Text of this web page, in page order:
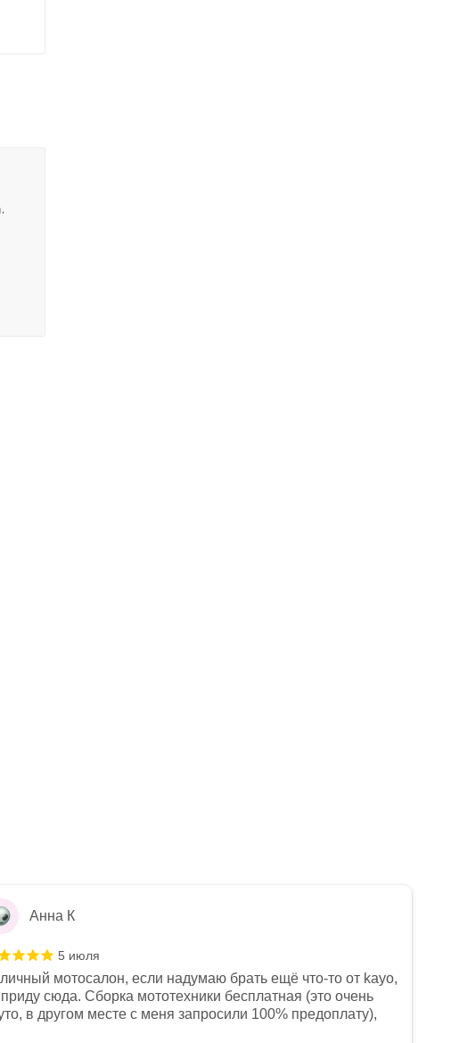
Анна К
5 июля
мотосалон, если надумаю брать ещё что-то от kayo,
сюда. Сборка мототехники бесплатная (это очень
в другом месте с меня запросили 100% предоплату),